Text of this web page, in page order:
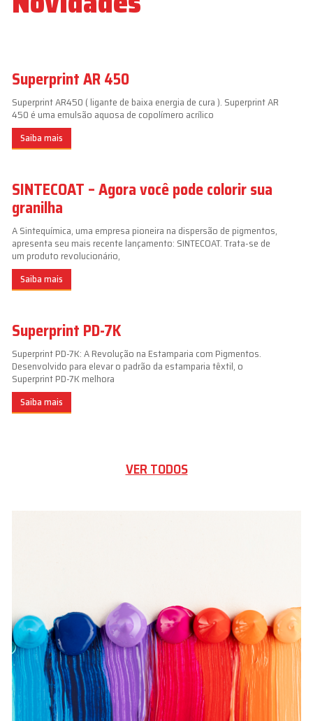
Superprint AR 450
Superprint AR450 ( ligante de baixa energia de cura ). Superprint AR
450 é uma emulsão aquosa de copolímero acrílico
Saiba mais
SINTECOAT – Agora você pode colorir sua
granilha
A Sintequímica, uma empresa pioneira na dispersão de pigmentos,
apresenta seu mais recente lançamento: SINTECOAT. Trata-se de
um produto revolucionário,
Saiba mais
Superprint PD-7K
Superprint PD-7K: A Revolução na Estamparia com Pigmentos.
Desenvolvido para elevar o padrão da estamparia têxtil, o
Superprint PD-7K melhora
Saiba mais
VER TODOS